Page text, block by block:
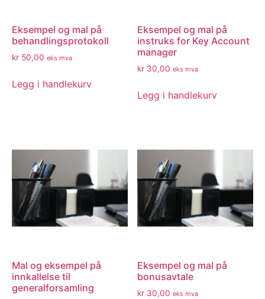
Eksempel og mal på
behandlingsprotokoll
kr 50,00 eks mva
Legg i handlekurv
Eksempel og mal på
instruks for Key Account
manager
kr 30,00 eks mva
Legg i handlekurv
Mal og eksempel på
innkallelse til
generalforsamling
Eksempel og mal på
bonusavtale
kr 30,00 eks mva